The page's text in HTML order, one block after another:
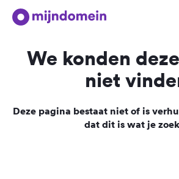
We konden
niet
Deze pagina bestaat niet of is
dat dit is wat je